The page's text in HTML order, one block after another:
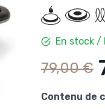
En stock /
79,00 €
Contenu de